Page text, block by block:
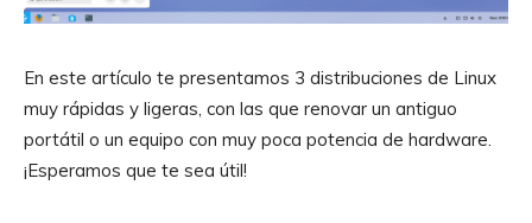
En este artículo te presentamos 3 distribuciones de Linux
muy rápidas y ligeras, con las que renovar un antiguo
portátil o un equipo con muy poca potencia de hardware.
¡Esperamos que te sea útil!